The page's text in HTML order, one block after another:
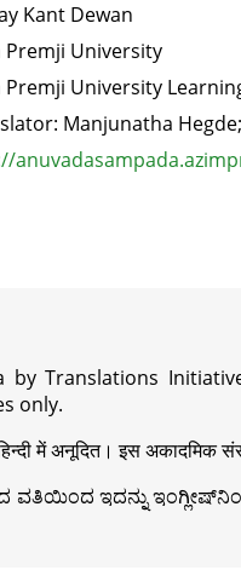
Kant Dewan
Premji University
Premji University
Manjunatha
Translations
only.
में अनूदित। इस
ಇದನ್ನು ಇಂಗ್ಲೀಷ್‍ನಿಂದ